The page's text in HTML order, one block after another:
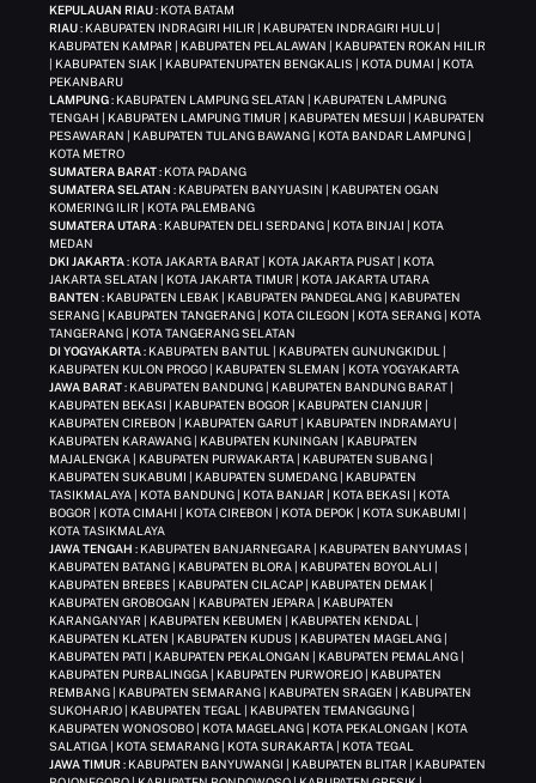
KEPULAUAN RIAU: KOTA BATAM
RIAU: KABUPATEN INDRAGIRI HILIR | KABUPATEN INDRAGIRI HULU |
KABUPATEN KAMPAR | KABUPATEN PELALAWAN | KABUPATEN ROKAN HILIR
| KABUPATEN SIAK | KABUPATENUPATEN BENGKALIS | KOTA DUMAI | KOTA
PEKANBARU
LAMPUNG: KABUPATEN LAMPUNG SELATAN | KABUPATEN LAMPUNG
TENGAH | KABUPATEN LAMPUNG TIMUR | KABUPATEN MESUJI | KABUPATEN
PESAWARAN | KABUPATEN TULANG BAWANG | KOTA BANDAR LAMPUNG |
KOTA METRO
SUMATERA BARAT: KOTA PADANG
SUMATERA SELATAN : KABUPATEN BANYUASIN | KABUPATEN OGAN
KOMERING ILIR | KOTA PALEMBANG
SUMATERA UTARA: KABUPATEN DELI SERDANG | KOTA BINJAI | KOTA
MEDAN
DKI JAKARTA: KOTA JAKARTA BARAT | KOTA JAKARTA PUSAT | KOTA
JAKARTA SELATAN | KOTA JAKARTA TIMUR | KOTA JAKARTA UTARA
BANTEN : KABUPATEN LEBAK | KABUPATEN PANDEGLANG | KABUPATEN
SERANG | KABUPATEN TANGERANG | KOTA CILEGON | KOTA SERANG | KOTA
TANGERANG | KOTA TANGERANG SELATAN
DI YOGYAKARTA: KABUPATEN BANTUL | KABUPATEN GUNUNGKIDUL |
KABUPATEN KULON PROGO | KABUPATEN SLEMAN | KOTA YOGYAKARTA
JAWA BARAT: KABUPATEN BANDUNG | KABUPATEN BANDUNG BARAT |
KABUPATEN BEKASI | KABUPATEN BOGOR | KABUPATEN CIANJUR |
KABUPATEN CIREBON | KABUPATEN GARUT | KABUPATEN INDRAMAYU |
KABUPATEN KARAWANG | KABUPATEN KUNINGAN | KABUPATEN
MAJALENGKA | KABUPATEN PURWAKARTA | KABUPATEN SUBANG |
KABUPATEN SUKABUMI | KABUPATEN SUMEDANG | KABUPATEN
TASIKMALAYA | KOTA BANDUNG | KOTA BANJAR | KOTA BEKASI | KOTA
BOGOR | KOTA CIMAHI | KOTA CIREBON | KOTA DEPOK | KOTA SUKABUMI |
KOTA TASIKMALAYA
JAWA TENGAH : KABUPATEN BANJARNEGARA | KABUPATEN BANYUMAS |
KABUPATEN BATANG | KABUPATEN BLORA | KABUPATEN BOYOLALI |
KABUPATEN BREBES | KABUPATEN CILACAP | KABUPATEN DEMAK |
KABUPATEN GROBOGAN | KABUPATEN JEPARA | KABUPATEN
KARANGANYAR | KABUPATEN KEBUMEN | KABUPATEN KENDAL |
KABUPATEN KLATEN | KABUPATEN KUDUS | KABUPATEN MAGELANG |
KABUPATEN PATI | KABUPATEN PEKALONGAN | KABUPATEN PEMALANG |
KABUPATEN PURBALINGGA | KABUPATEN PURWOREJO | KABUPATEN
REMBANG | KABUPATEN SEMARANG | KABUPATEN SRAGEN | KABUPATEN
SUKOHARJO | KABUPATEN TEGAL | KABUPATEN TEMANGGUNG |
KABUPATEN WONOSOBO | KOTA MAGELANG | KOTA PEKALONGAN | KOTA
SALATIGA | KOTA SEMARANG | KOTA SURAKARTA | KOTA TEGAL
JAWA TIMUR: KABUPATEN BANYUWANGI | KABUPATEN BLITAR | KABUPATEN